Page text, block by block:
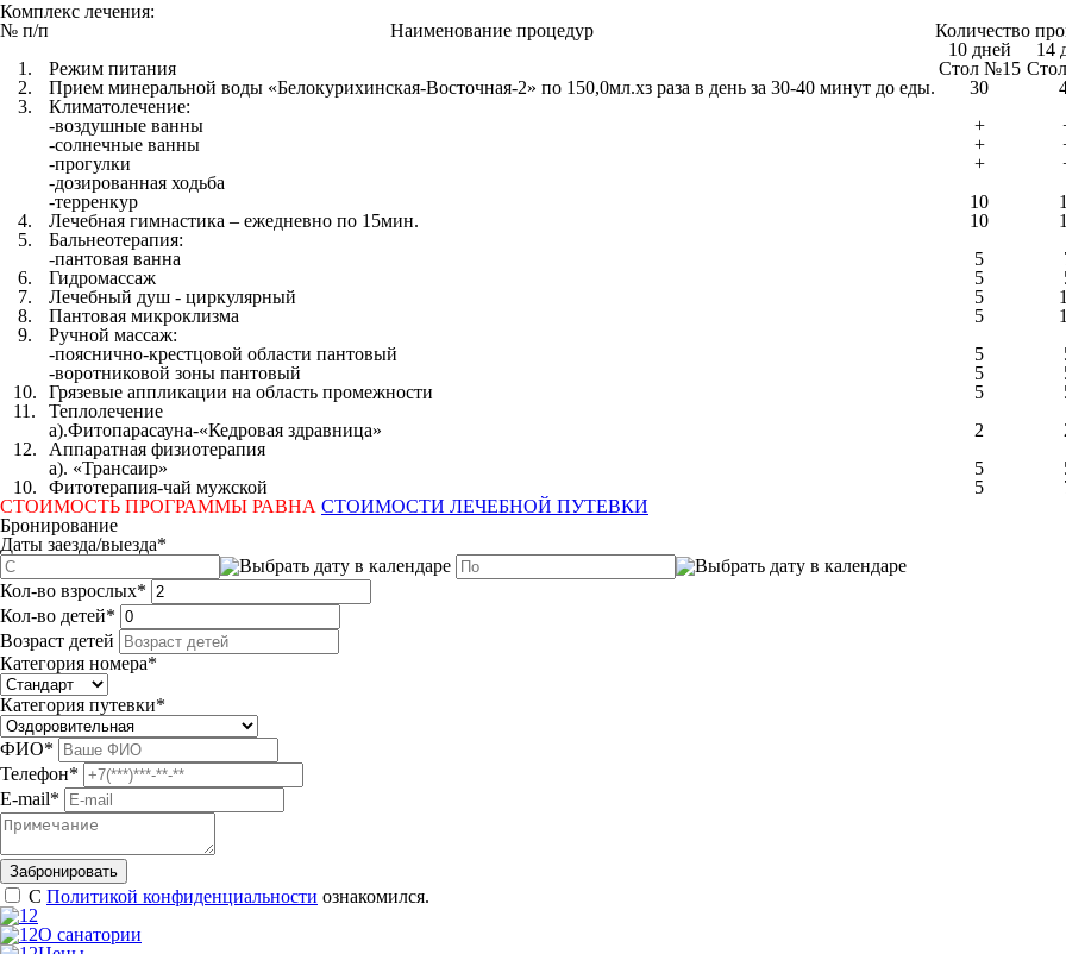
Комплекс лечения:
№ п/п
Наименование процедур
Количество
10 дней
14
1.
Режим питания Стол №15
2.
Прием минеральной воды «Белокурихинская-Восточная-2» по 150,0мл.хз раза в день за 30-40 минут до еды. 30
3.
Климатолечение:
-воздушные ванны
-солнечные ванны
-прогулки
-дозированная ходьба
-терренкур
+
+
+
10
4.
Лечебная гимнастика – ежедневно по 15мин. 10
5.
Бальнеотерапия:
-пантовая ванна
5
6.
Гидромассаж 5
7.
Лечебный душ - циркулярный 5
8.
Пантовая микроклизма 5
9.
Ручной массаж:
-пояснично-крестцовой области пантовый
-воротниковой зоны пантовый
5
5
10.
Грязевые аппликации на область промежности 5
11.
Теплолечение
а).Фитопарасауна-«Кедровая здравница»
2
12.
Аппаратная физиотерапия
а). «Трансаир»
5
10.
Фитотерапия-чай мужской 5
СТОИМОСТЬ ПРОГРАММЫ РАВНА СТОИМОСТИ ЛЕЧЕБНОЙ ПУТЕВКИ
Бронирование
Даты заезда/выезда*
Кол-во взрослых*
Кол-во детей*
Возраст детей
Категория номера*
Категория путевки*
ФИО*
Телефон*
E-mail*
С Политикой конфиденциальности ознакомился.
О санатории